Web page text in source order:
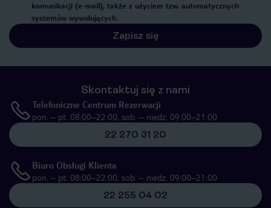
komunikacji (e-mail), także z użyciem tzw. automatycznych
systemów wywołujących.
Zapisz się
Skontaktuj się z nami
Telefoniczne Centrum Rezerwacji
pon. – pt. 08:00–22:00, sob. – niedz. 09:00–21:00
22 270 31 20
Biuro Obsługi Klienta
pon. – pt. 08:00–22:00, sob. – niedz. 09:00–21:00
22 255 04 02